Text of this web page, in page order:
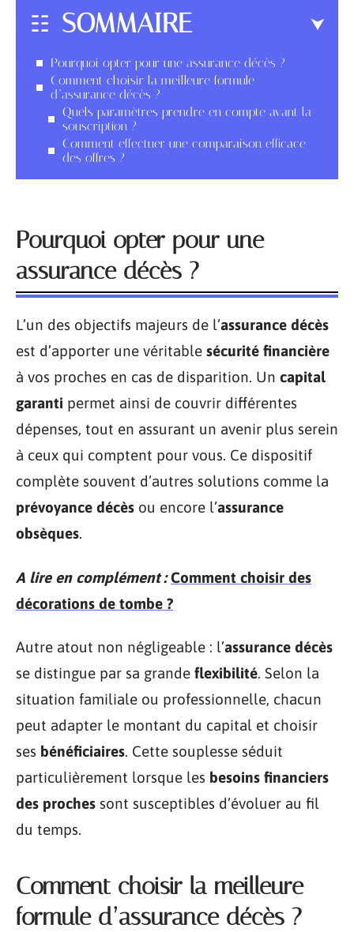
SOMMAIRE
Pourquoi opter pour une assurance décès ?
Comment choisir la meilleure formule
d’assurance décès ?
Quels paramètres prendre en compte avant la
souscription ?
Comment effectuer une comparaison efficace
des offres ?
Pourquoi opter pour une
assurance décès ?
L’un des objectifs majeurs de l’assurance décès
est d’apporter une véritable sécurité financière
à vos proches en cas de disparition. Un capital
garanti permet ainsi de couvrir différentes
dépenses, tout en assurant un avenir plus serein
à ceux qui comptent pour vous. Ce dispositif
complète souvent d’autres solutions comme la
prévoyance décès ou encore l’assurance
obsèques.
A lire en complément : Comment choisir des
décorations de tombe ?
Autre atout non négligeable : l’assurance décès
se distingue par sa grande flexibilité. Selon la
situation familiale ou professionnelle, chacun
peut adapter le montant du capital et choisir
ses bénéficiaires. Cette souplesse séduit
particulièrement lorsque les besoins financiers
des proches sont susceptibles d’évoluer au fil
du temps.
Comment choisir la meilleure
formule d’assurance décès ?